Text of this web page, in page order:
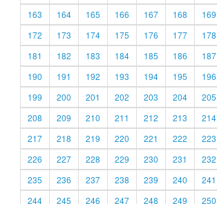
163
164 165 166 167 168 169
172
173 174 175 176 177 178
181
182 183 184 185 186 187
190
191 192 193 194 195 196
199
200 201 202 203 204 205
208
209 210 211 212 213 214
217
218 219 220 221 222 223
226
227 228 229 230 231 232
235
236 237 238 239 240 241
244
245 246 247 248 249 250